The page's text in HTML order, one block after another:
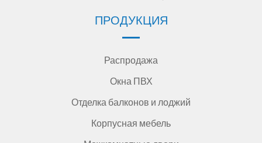
ПРОДУКЦИЯ
Распродажа
Окна ПВХ
Отделка балконов и лоджий
Корпусная мебель